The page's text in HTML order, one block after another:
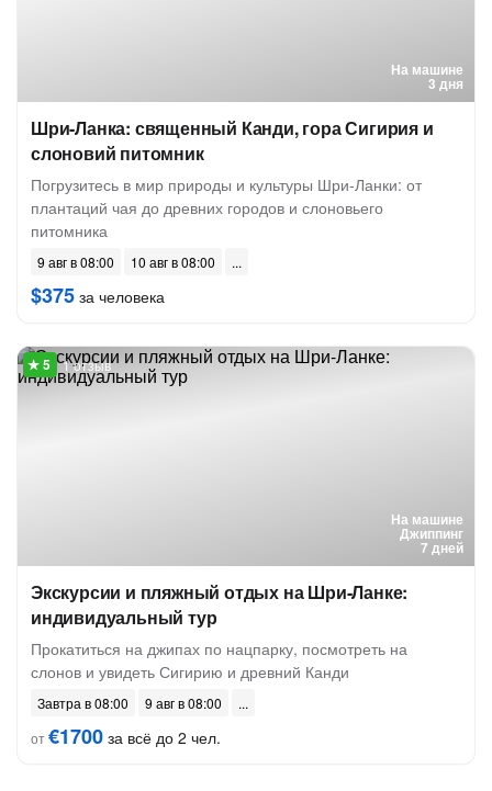
На машине
3 дня
Шри-Ланка: священный Канди, гора Сигирия и
слоновий питомник
Погрузитесь в мир природы и культуры Шри-Ланки: от
плантаций чая до древних городов и слоновьего
питомника
9 авг в 08:00 10 авг в 08:00
$375 за человека
На машине
Джиппинг
7 дней
1 отзыв
Экскурсии и пляжный отдых на Шри-Ланке:
индивидуальный тур
Прокатиться на джипах по нацпарку, посмотреть на
слонов и увидеть Сигирию и древний Канди
Завтра в 08:00
9 авг в 08:00
от€1700 за всё до 2 чел.